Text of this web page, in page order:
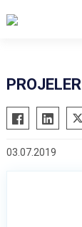
PROJELER
03.07.2019